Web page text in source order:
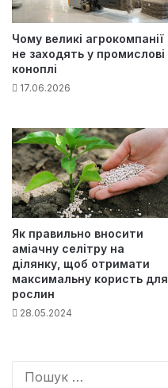
Чому великі агрокомпанії
не заходять у промислові
коноплі
17.06.2026
Як правильно вносити
аміачну селітру на
ділянку, щоб отримати
максимальну користь для
рослин
28.05.2024